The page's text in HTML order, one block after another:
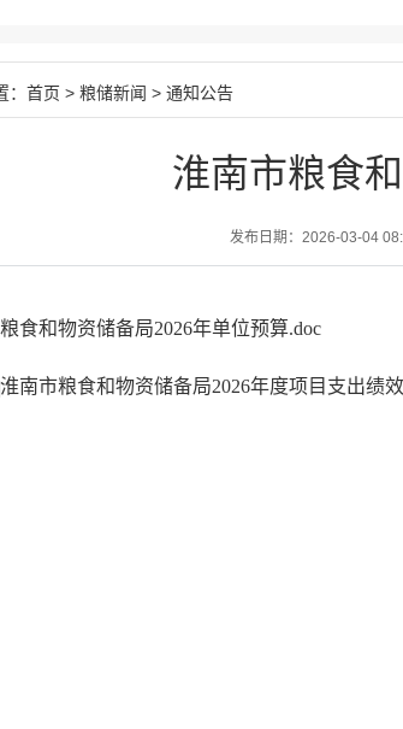
首页 > 粮储新闻 > 通知公告
淮南市粮食
发布日期：2026-03-04
食和物资储备局2026年单位预算.doc
淮南市粮食和物资储备局2026年度项目支出绩